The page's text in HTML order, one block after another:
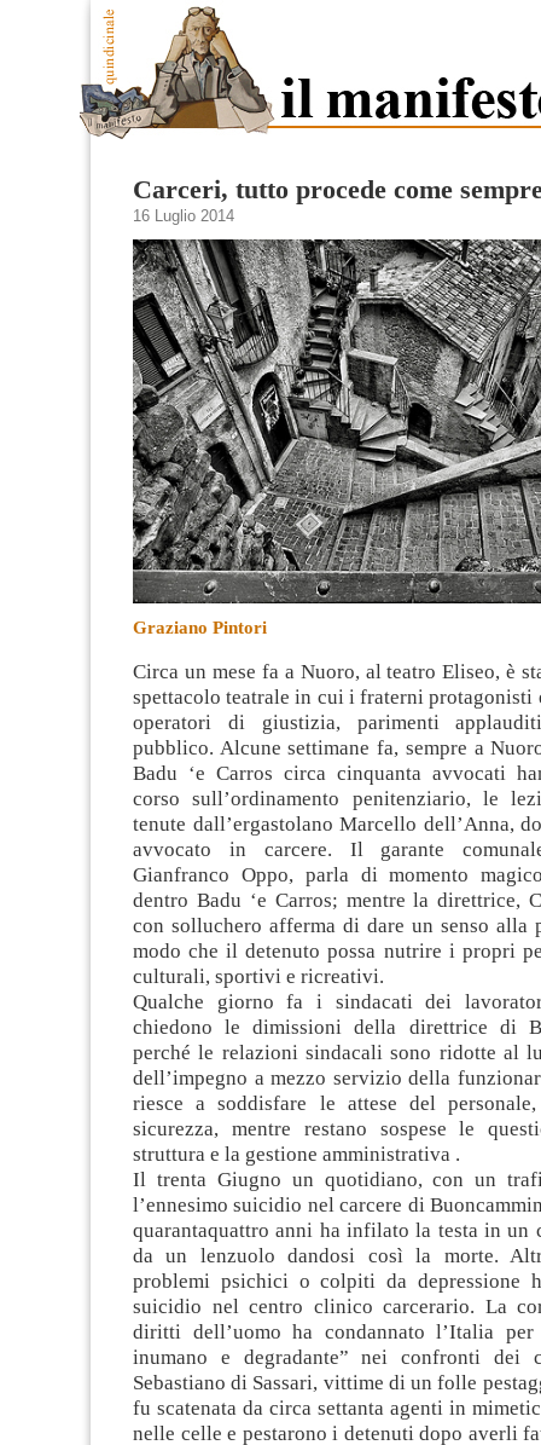
Carceri, tutto procede come
16 Luglio 2014
Graziano Pintori
Circa un mese fa a Nuoro, al teatro Eliseo, è
spettacolo teatrale in cui i fraterni protagonisti
operatori di giustizia, parimenti
pubblico. Alcune settimane fa, sempre a
Badu ‘e Carros circa cinquanta avvocati
corso sull’ordinamento penitenziario, le
tenute dall’ergastolano Marcello dell’Anna,
avvocato in carcere. Il garante
Gianfranco Oppo, parla di momento
dentro Badu ‘e Carros; mentre la direttrice,
con solluchero afferma di dare un senso alla
modo che il detenuto possa nutrire i propri
culturali, sportivi e ricreativi.
Qualche giorno fa i sindacati dei
chiedono le dimissioni della direttrice di
perché le relazioni sindacali sono ridotte al
dell’impegno a mezzo servizio della
riesce a soddisfare le attese del
sicurezza, mentre restano sospese le
struttura e la gestione amministrativa .
Il trenta Giugno un quotidiano, con un
l’ennesimo suicidio nel carcere di
quarantaquattro anni ha infilato la testa in un
da un lenzuolo dandosi così la morte.
problemi psichici o colpiti da depressione
suicidio nel centro clinico carcerario. La
diritti dell’uomo ha condannato l’Italia
inumano e degradante” nei confronti dei
Sebastiano di Sassari, vittime di un folle
fu scatenata da circa settanta agenti in
nelle celle e pestarono i detenuti dopo averli